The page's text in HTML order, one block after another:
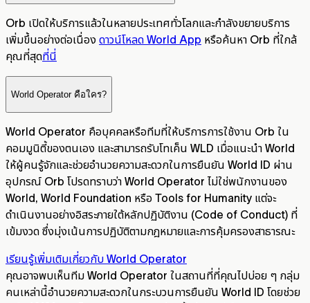
Orb เปิดให้บริการแล้วในหลายประเทศทั่วโลกและกำลังขยายบริการ
เพิ่มขึ้นอย่างต่อเนื่อง ดาวน์โหลด World App หรือค้นหา Orb ที่ใกล้
คุณที่สุดที่นี่
World Operator คือใคร?
World Operator คือบุคคลหรือทีมที่ให้บริการการใช้งาน Orb ใน
คอมมูนิตี้ของตนเอง และสามารถรับโทเค็น WLD เมื่อแนะนำ World
ให้ผู้คนรู้จักและช่วยอำนวยความสะดวกในการยืนยัน World ID ผ่าน
อุปกรณ์ Orb โปรดทราบว่า World Operator ไม่ใช่พนักงานของ
World, World Foundation หรือ Tools for Humanity แต่จะ
ดำเนินงานอย่างอิสระภายใต้หลักปฏิบัติงาน (Code of Conduct) ที่
เข้มงวด ซึ่งมุ่งเน้นการปฏิบัติตามกฎหมายและการคุ้มครองสาธารณะ
เรียนรู้เพิ่มเติมเกี่ยวกับ World Operator
คุณอาจพบเห็นทีม World Operator ในสถานที่ที่คุณไปบ่อย ๆ กลุ่ม
คนเหล่านี้อำนวยความสะดวกในกระบวนการยืนยัน World ID โดยช่วย